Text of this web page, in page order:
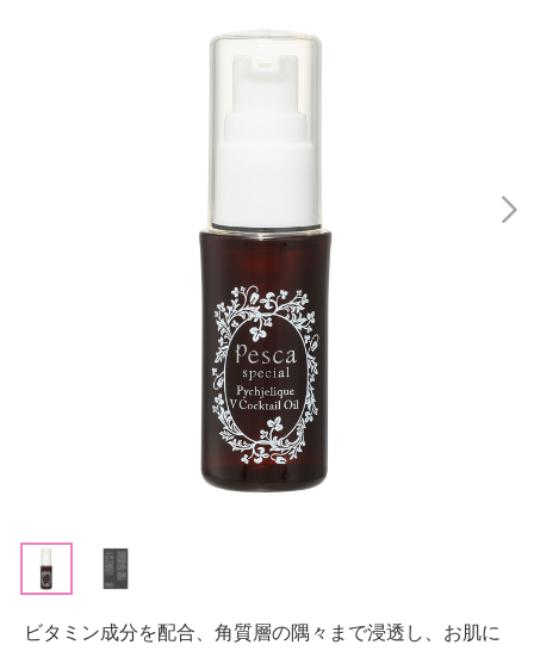
ビタミン成分を配合、角質層の隅々まで浸透し、お肌に